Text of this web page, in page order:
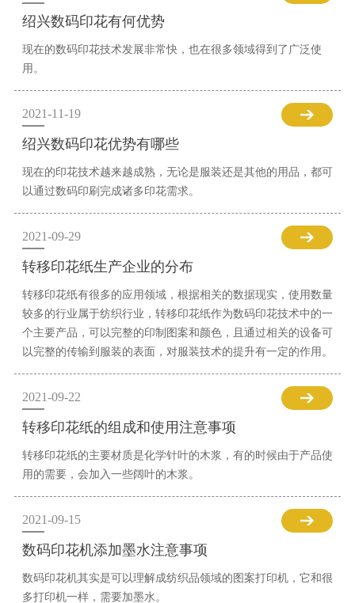
绍兴数码印花有何优势
现在的数码印花技术发展非常快，也在很多领域得到了广泛使
用。
2021-11-19
绍兴数码印花优势有哪些
现在的印花技术越来越成熟，无论是服装还是其他的用品，都可
以通过数码印刷完成诸多印花需求。
2021-09-29
转移印花纸生产企业的分布
转移印花纸有很多的应用领域，根据相关的数据现实，使用数量
较多的行业属于纺织行业，转移印花纸作为数码印花技术中的一
个主要产品，可以完整的印制图案和颜色，且通过相关的设备可
以完整的传输到服装的表面，对服装技术的提升有一定的作用。
2021-09-22
转移印花纸的组成和使用注意事项
转移印花纸的主要材质是化学针叶的木浆，有的时候由于产品使
用的需要，会加入一些阔叶的木浆。
2021-09-15
数码印花机添加墨水注意事项
数码印花机其实是可以理解成纺织品领域的图案打印机，它和很
多打印机一样，需要加墨水。